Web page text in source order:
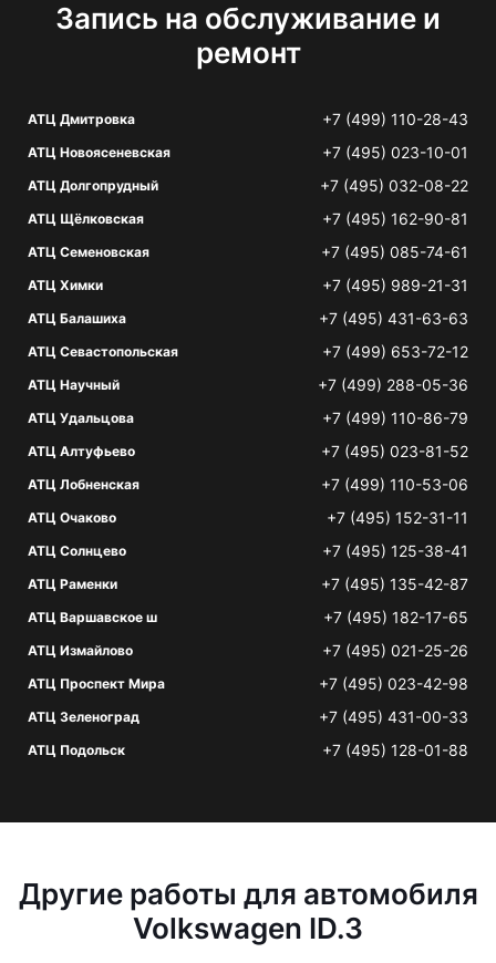
Запись на обслуживание и
ремонт
АТЦ Дмитровка +7 (499) 110-28-43
АТЦ Новоясеневская +7 (495) 023-10-01
АТЦ Долгопрудный +7 (495) 032-08-22
АТЦ Щёлковская +7 (495) 162-90-81
АТЦ Семеновская +7 (495) 085-74-61
АТЦ Химки +7 (495) 989-21-31
АТЦ Балашиха +7 (495) 431-63-63
АТЦ Севастопольская +7 (499) 653-72-12
АТЦ Научный +7 (499) 288-05-36
АТЦ Удальцова +7 (499) 110-86-79
АТЦ Алтуфьево +7 (495) 023-81-52
АТЦ Лобненская +7 (499) 110-53-06
АТЦ Очаково +7 (495) 152-31-11
АТЦ Солнцево +7 (495) 125-38-41
АТЦ Раменки +7 (495) 135-42-87
АТЦ Варшавское ш +7 (495) 182-17-65
АТЦ Измайлово +7 (495) 021-25-26
АТЦ Проспект Мира +7 (495) 023-42-98
АТЦ Зеленоград +7 (495) 431-00-33
АТЦ Подольск +7 (495) 128-01-88
Другие работы для автомобиля
Volkswagen ID.3